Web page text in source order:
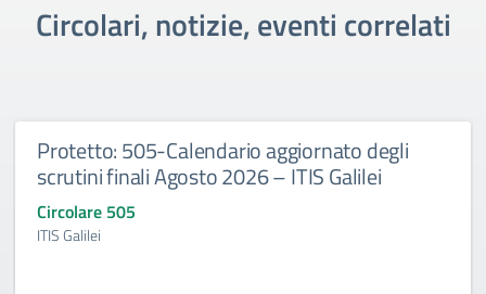
Circolari, notizie, eventi correlati
Protetto: 505-Calendario aggiornato degli
scrutini finali Agosto 2026 – ITIS Galilei
Circolare 505
ITIS Galilei